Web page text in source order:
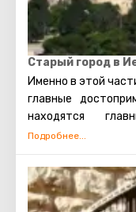
Старый город в
Именно в этой
главные
находятся
мусульманской,
арабы, христиане и
также исповедуют
отдельные службы